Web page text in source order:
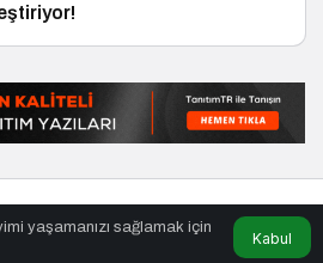
yaşamanızı sağlamak için
Kabul
en iyiler